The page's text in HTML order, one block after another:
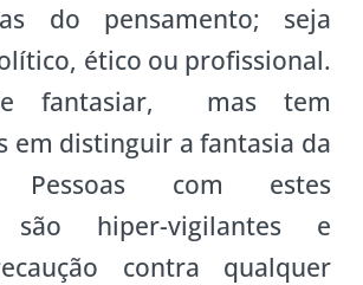
do pensamento; seja
ético ou profissional.
fantasiar, mas tem
em distinguir a fantasia da
Pessoas com estes
são hiper-vigilantes e
contra qualquer